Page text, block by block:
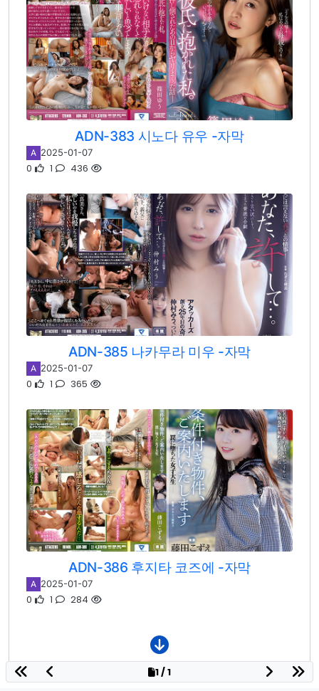
ADN-383 시노다 유우 -자막
A 2025-01-07
0 1 436
ADN-385 나카무라 미우 -자막
A 2025-01-07
0 1 365
ADN-386 후지타 코즈에 -자막
A 2025-01-07
0 1 284
1 / 1